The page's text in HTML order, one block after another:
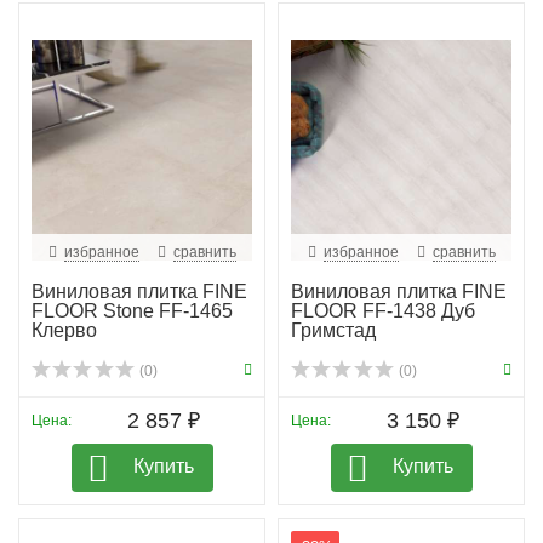
избранное сравнить
Виниловая плитка FINE
FLOOR Stone FF-1465
Клерво
(0)
Цена: 2 857 ₽
Купить
избранное сравнить
Виниловая плитка FINE
FLOOR FF-1438 Дуб
Гримстад
(0)
Цена: 3 150 ₽
Купить